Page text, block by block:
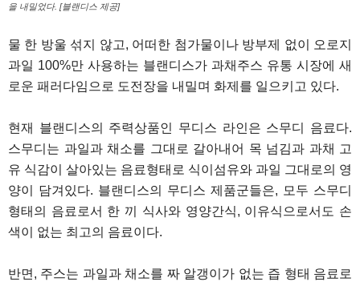
을 내밀었다. [블랜디스 제공]
물 한 방울 섞지 않고, 어떠한 첨가물이나 방부제 없이 오로지
과일 100%만 사용하는 블랜디스가 과채주스 유통 시장에 새
로운 패러다임으로 도전장을 내밀며 화제를 일으키고 있다.
현재 블랜디스의 주력상품인 무디스 라인은 스무디 음료다.
스무디는 과일과 채소를 그대로 갈아내어 목 넘김과 과채 고
유 식감이 살아있는 음료형태로 식이섬유와 과일 그대로의 영
양이 담겨있다. 블랜디스의 무디스 제품군들은, 모두 스무디
형태의 음료로서 한 끼 식사와 영양간식, 이유식으로서도 손
색이 없는 최고의 음료이다.
반면, 주스는 과일과 채소를 짜 알갱이가 없는 즙 형태 음료로